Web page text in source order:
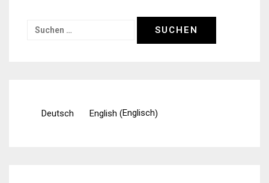
Suchen
Deutsch English (Englisch)